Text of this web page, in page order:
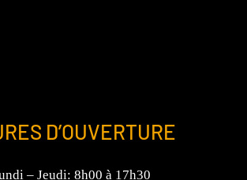
D’OUVERTURE
– Jeudi: 8h00 à 17h30